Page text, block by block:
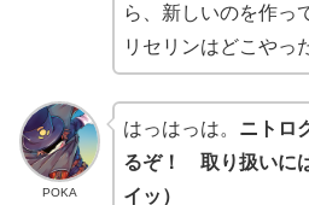
ら、新しいのを作っ
リセリンはどこやっ
POKA
はっはっは。 ニトロ
るぞ！ 取り扱いに
イッ）